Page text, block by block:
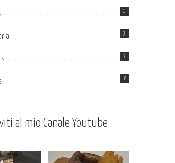
1
3
3
18
al mio Canale Youtube